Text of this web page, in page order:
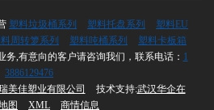
塑料垃圾桶系列 塑料托盘系列
塑料EU
周转箩系列 塑料吨桶系列
塑料卡板箱
务,有意向的客户请咨询我们，联系电话： 1
3886129476
美佳塑业有限公司 技术支持:武汉华企在
图 XML 商情信息